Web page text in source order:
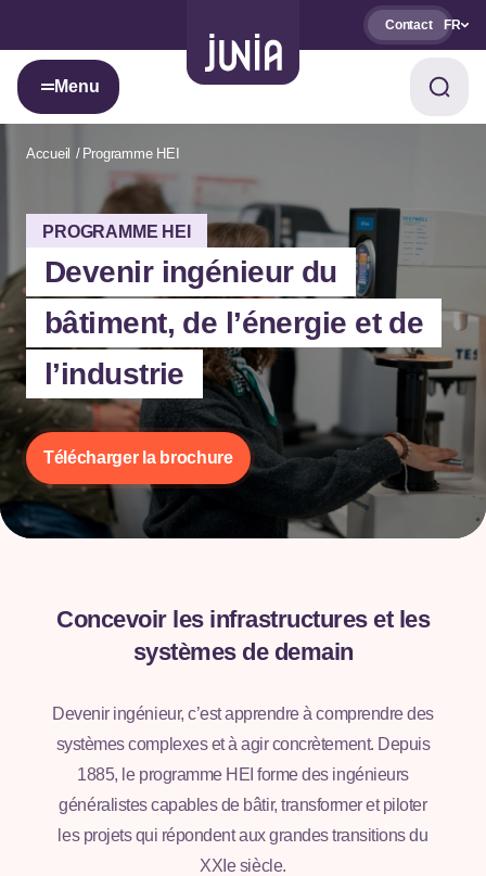
Contact FR
Menu
Accueil Programme HEI
PROGRAMME HEI
Devenir ingénieur du
bâtiment, de l’énergie et de
l’industrie
Télécharger la brochure
Concevoir les infrastructures et les
systèmes de demain
Devenir ingénieur, c’est apprendre à comprendre des
systèmes complexes et à agir concrètement. Depuis
1885, le programme HEI forme des ingénieurs
généralistes capables de bâtir, transformer et piloter
les projets qui répondent aux grandes transitions du
XXIe siècle.